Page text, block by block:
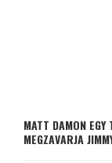
MATT DAMON
MEGZAVARJA